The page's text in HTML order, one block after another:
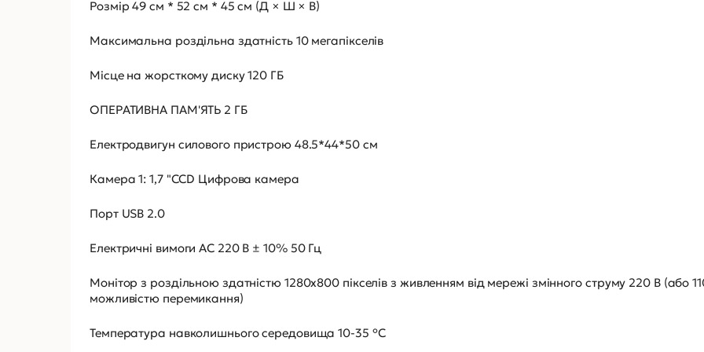
Розмір 49 см * 52 см * 45 см (Д × Ш × В)
Максимальна роздільна здатність 10 мегапікселів
Місце на жорсткому диску 120 ГБ
ОПЕРАТИВНА ПАМ'ЯТЬ 2 ГБ
Електродвигун силового пристрою 48.5*44*50 см
Камера 1: 1,7 "CCD Цифрова камера
Порт USB 2.0
Електричні вимоги AC 220 В ± 10% 50 Гц
Монітор з роздільною здатністю 1280х800 пікселів з живленням від мережі змінного струму 220 В (або
можливістю перемикання)
Температура навколишнього середовища 10-35 °C